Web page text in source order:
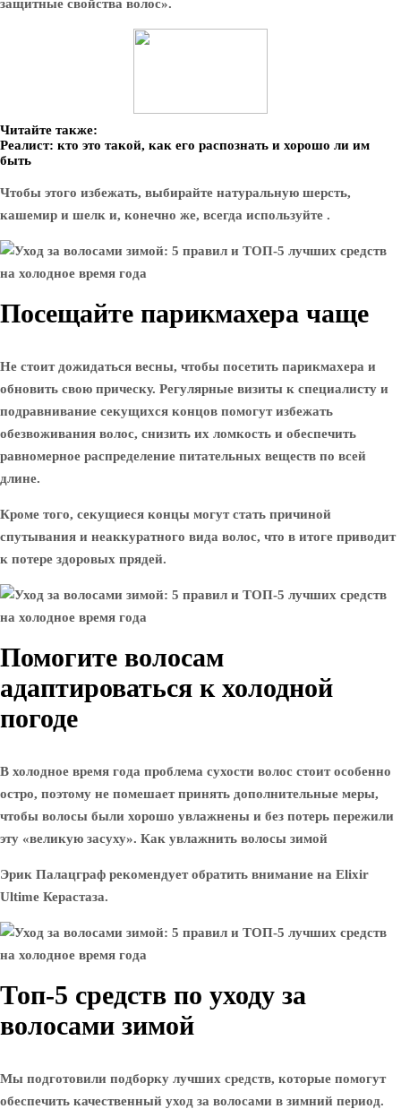
защитные свойства волос».
Читайте также:
Реалист: кто это такой, как его распознать и хорошо ли им
быть
Чтобы этого избежать, выбирайте натуральную шерсть,
кашемир и шелк и, конечно же, всегда используйте .
Посещайте парикмахера чаще
Не стоит дожидаться весны, чтобы посетить парикмахера и
обновить свою прическу. Регулярные визиты к специалисту и
подравнивание секущихся концов помогут избежать
обезвоживания волос, снизить их ломкость и обеспечить
равномерное распределение питательных веществ по всей
длине.
Кроме того, секущиеся концы могут стать причиной
спутывания и неаккуратного вида волос, что в итоге приводит
к потере здоровых прядей.
Помогите волосам
адаптироваться к холодной
погоде
В холодное время года проблема сухости волос стоит особенно
остро, поэтому не помешает принять дополнительные меры,
чтобы волосы были хорошо увлажнены и без потерь пережили
эту «великую засуху». Как увлажнить волосы зимой
Эрик Палацграф рекомендует обратить внимание на Elixir
Ultime Керастаза.
Топ-5 средств по уходу за
волосами зимой
Мы подготовили подборку лучших средств, которые помогут
обеспечить качественный уход за волосами в зимний период.